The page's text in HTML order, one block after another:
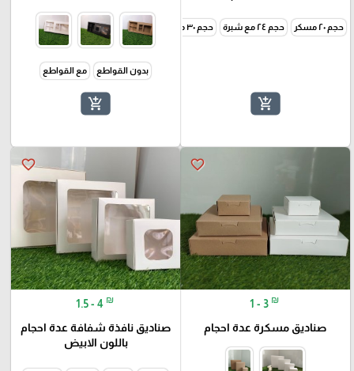
حجم ٢٠ مسكر حجم ٢٤ مع شبرة حجم ٣٠ مع شبرة حجم عملاق 10*10*5
add_shopping_cart
بدون القواطع مع القواطع
add_shopping_cart
favorite_border
1 - 3 ₪
صناديق مسكرة عدة احجام
favorite_border
1.5 - 4 ₪
صناديق نافذة شفافة عدة احجام
باللون الابيض